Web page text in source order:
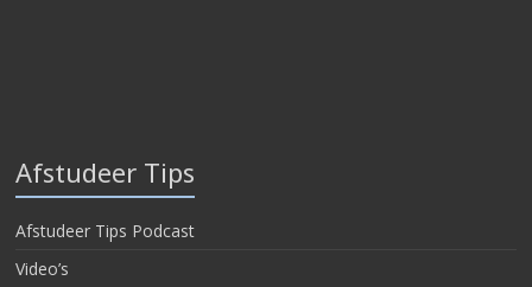
Afstudeer Tips
Afstudeer Tips Podcast
Video’s